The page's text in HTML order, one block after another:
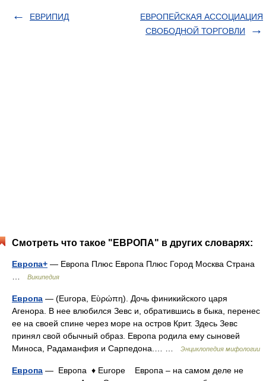
ЕВРИПИД
ЕВРОПЕЙСКАЯ АССОЦИАЦИЯ
СВОБОДНОЙ ТОРГОВЛИ
Смотреть что такое "ЕВРОПА" в других словарях:
Европа+ — Европа Плюс Европа Плюс Город Москва Страна
Википедия
Европа — (Europa, Εὺρώπη). Дочь финикийского царя
Агенора. В нее влюбился Зевс и, обратившись в быка, перенес
ее на своей спине через море на остров Крит. Здесь Зевс
принял свой обычный образ. Европа родила ему сыновей
Миноса, Радаманфия и Сарпедона.… …
Энциклопедия мифологии
Европа — Европа ♦ Europe Европа – на самом деле не